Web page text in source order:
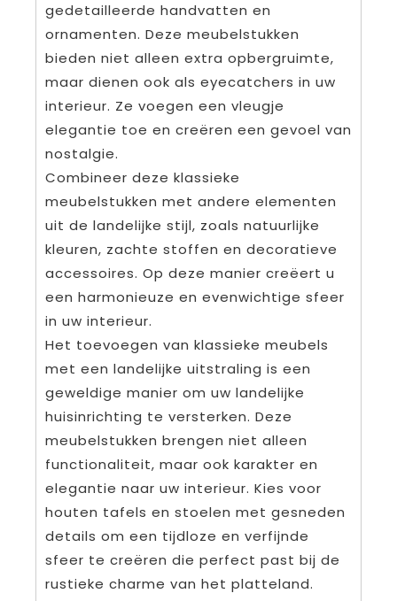
gedetailleerde handvatten en
ornamenten. Deze meubelstukken
bieden niet alleen extra opbergruimte,
maar dienen ook als eyecatchers in uw
interieur. Ze voegen een vleugje
elegantie toe en creëren een gevoel van
nostalgie.
Combineer deze klassieke
meubelstukken met andere elementen
uit de landelijke stijl, zoals natuurlijke
kleuren, zachte stoffen en decoratieve
accessoires. Op deze manier creëert u
een harmonieuze en evenwichtige sfeer
in uw interieur.
Het toevoegen van klassieke meubels
met een landelijke uitstraling is een
geweldige manier om uw landelijke
huisinrichting te versterken. Deze
meubelstukken brengen niet alleen
functionaliteit, maar ook karakter en
elegantie naar uw interieur. Kies voor
houten tafels en stoelen met gesneden
details om een tijdloze en verfijnde
sfeer te creëren die perfect past bij de
rustieke charme van het platteland.